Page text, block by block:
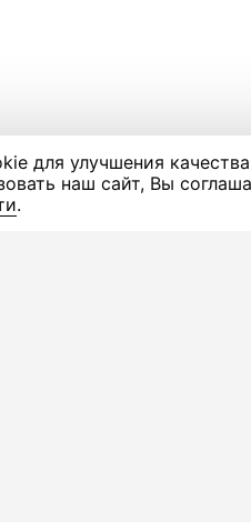
для улучшения
наш сайт, Вы
.